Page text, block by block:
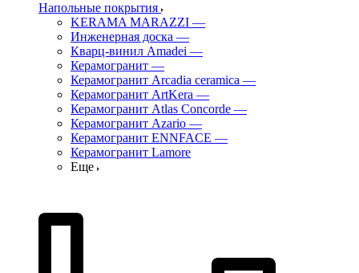
Напольные покрытия
KERAMA MARAZZI —
Инженерная доска —
Кварц-винил Amadei —
Керамогранит —
Керамогранит Arcadia ceramica —
Керамогранит ArtKera —
Керамогранит Atlas Concorde —
Керамогранит Azario —
Керамогранит ENNFACE —
Керамогранит Lamore
Еще